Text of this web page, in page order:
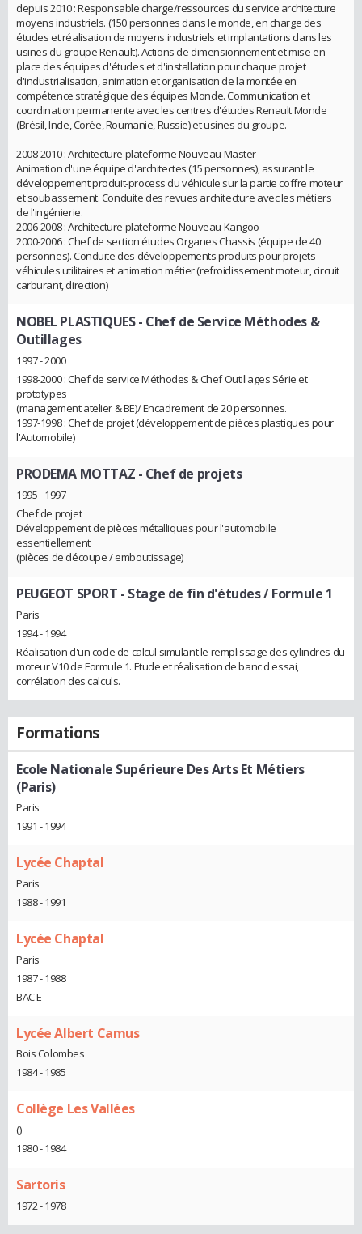
depuis 2010 : Responsable charge/ressources du service architecture
moyens industriels. (150 personnes dans le monde, en charge des
études et réalisation de moyens industriels et implantations dans les
usines du groupe Renault). Actions de dimensionnement et mise en
place des équipes d'études et d'installation pour chaque projet
d'industrialisation, animation et organisation de la montée en
compétence stratégique des équipes Monde. Communication et
coordination permanente avec les centres d'études Renault Monde
(Brésil, Inde, Corée, Roumanie, Russie) et usines du groupe.
2008-2010 : Architecture plateforme Nouveau Master
Animation d'une équipe d'architectes (15 personnes), assurant le
développement produit-process du véhicule sur la partie coffre moteur
et soubassement. Conduite des revues architecture avec les métiers
de l'ingénierie.
2006-2008 : Architecture plateforme Nouveau Kangoo
2000-2006 : Chef de section études Organes Chassis (équipe de 40
personnes). Conduite des développements produits pour projets
véhicules utilitaires et animation métier (refroidissement moteur, circuit
carburant, direction)
NOBEL PLASTIQUES- Chef de Service Méthodes &
Outillages
1997 - 2000
1998-2000 : Chef de service Méthodes & Chef Outillages Série et
prototypes
(management atelier & BE)/ Encadrement de 20 personnes.
1997-1998 : Chef de projet (développement de pièces plastiques pour
l'Automobile)
PRODEMA MOTTAZ - Chef de projets
1995 - 1997
Chef de projet
Développement de pièces métalliques pour l'automobile
essentiellement
(pièces de découpe / emboutissage)
PEUGEOT SPORT - Stage de fin d'études / Formule 1
Paris
1994 - 1994
Réalisation d'un code de calcul simulant le remplissage des cylindres du
moteur V10 de Formule 1. Etude et réalisation de banc d'essai,
corrélation des calculs.
Formations
Ecole Nationale Supérieure Des Arts Et Métiers
(Paris)
Paris
1991 - 1994
Lycée Chaptal
Paris
1988 - 1991
Lycée Chaptal
Paris
1987 - 1988
BAC E
Lycée Albert Camus
Bois Colombes
1984 - 1985
Collège Les Vallées
()
1980 - 1984
Sartoris
1972 - 1978